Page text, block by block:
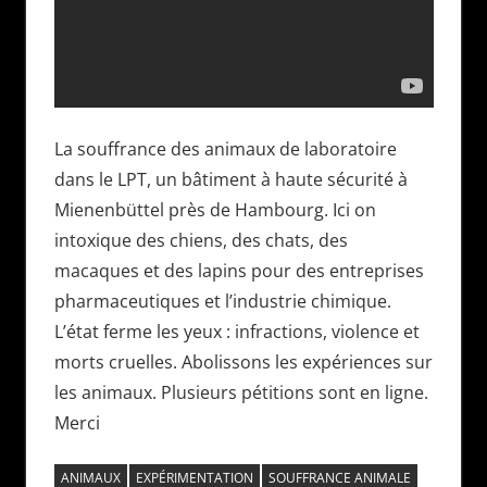
La souffrance des animaux de laboratoire
dans le LPT, un bâtiment à haute sécurité à
Mienenbüttel près de Hambourg. Ici on
intoxique des chiens, des chats, des
macaques et des lapins pour des entreprises
pharmaceutiques et l’industrie chimique.
L’état ferme les yeux : infractions, violence et
morts cruelles. Abolissons les expériences sur
les animaux. Plusieurs pétitions sont en ligne.
Merci
ANIMAUX EXPÉRIMENTATION SOUFFRANCE ANIMALE